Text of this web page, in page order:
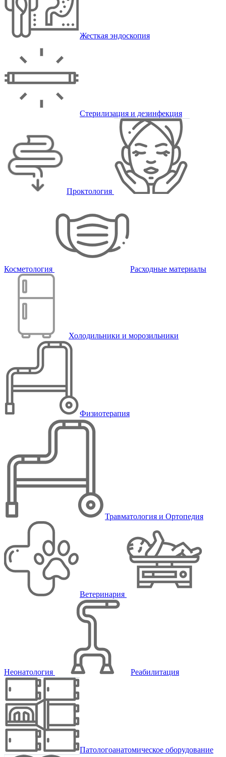
Жесткая эндоскопия
Стерилизация и дезинфекция
Проктология
Косметология Расходные материалы
Холодильники и морозильники
Физиотерапия
Травматология и Ортопедия
Ветеринария
Неонатология Реабилитация
Патологоанатомическое оборудование